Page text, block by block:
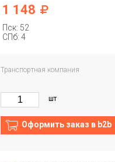
1 148
Пск: 52
СПб: 4
Транспортная компания
шт
Оформить заказ в b2b